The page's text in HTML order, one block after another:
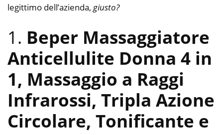
legittimo dell’azienda, giusto?
1. Beper Massaggiatore
Anticellulite Donna 4 in
1, Massaggio a Raggi
Infrarossi, Tripla Azione
Circolare, Tonificante e